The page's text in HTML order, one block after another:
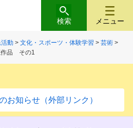
メニュー
検索
動 >文化・スポーツ・体験学習 >芸術 >
作品 その1
お知らせ（外部リンク）